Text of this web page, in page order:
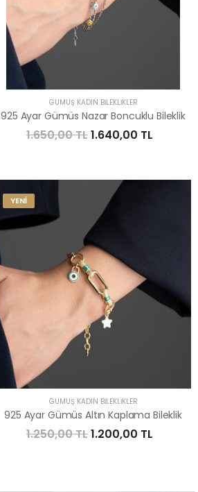
GÜMÜŞ KADIN BILEKLIKLER
925 Ayar Gümüs Nazar Boncuklu Bileklik
1.650,00 TL1.640,00 TL
YENİ
GÜMÜŞ KADIN BILEKLIKLER
925 Ayar Gümüs Altın Kaplama Bileklik
1.250,00 TL1.200,00 TL